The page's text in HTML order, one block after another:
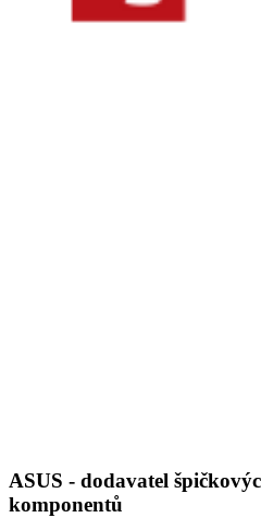
ASUS - dodavatel
komponentů